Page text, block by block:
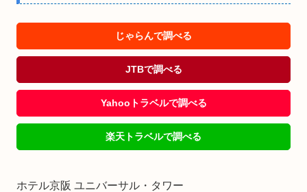
じゃらんで調べる
JTBで調べる
Yahooトラベルで調べる
楽天トラベルで調べる
ホテル京阪 ユニバーサル・タワー